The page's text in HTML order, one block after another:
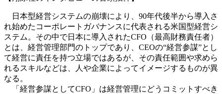
日本型経営システムの崩壊により、 90年代後半から導入さ
れ始めたコーポレートガバナンスに代表される米国型経営シ
ステム。その中で日本に導入されたCFO （最高財務責任者）
とは、経営管理部門のトップであり、 CEOの“経営参謀”とし
て経営に責任を持つ立場ではあるが、その責任範囲や求めら
れるスキルなどは、人や企業によってイメージするものが異
なる。
「経営参謀としてCFO 」は経営管理にどうコミットすべき